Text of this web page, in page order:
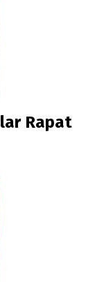
Rapat